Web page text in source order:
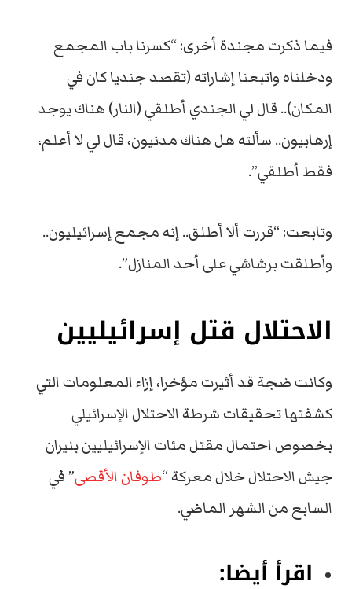
فيما ذكرت مجندة أخرى: “كسرنا باب المجمع
ودخلناه واتبعنا إشاراته (تقصد جنديا كان في
المكان).. قال لي الجندي أطلقي (النار) هناك يوجد
إرهابيون.. سألته هل هناك مدنيون، قال لي لا أعلم،
فقط أطلقي”.
وتابعت: “قررت ألا أطلق.. إنه مجمع إسرائيليون..
وأطلقت برشاشي على أحد المنازل”.
الاحتلال قتل إسرائيليين
وكانت ضجة قد أثيرت مؤخرا، إزاء المعلومات التي
كشفتها تحقيقات شرطة الاحتلال الإسرائيلي
بخصوص احتمال مقتل مئات الإسرائيليين بنيران
جيش الاحتلال خلال معركة “طوفان الأقصى” في
السابع من الشهر الماضي.
اقرأ أيضا: